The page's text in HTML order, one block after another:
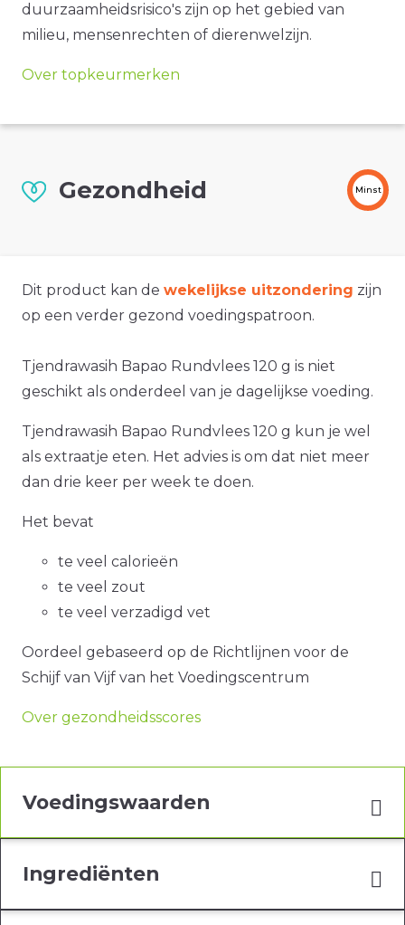
duurzaamheidsrisico's zijn op het gebied van
milieu, mensenrechten of dierenwelzijn.
Over topkeurmerken
Gezondheid Minst
Dit product kan de wekelijkse uitzondering zijn
op een verder gezond voedingspatroon.
Tjendrawasih Bapao Rundvlees 120 g is niet
geschikt als onderdeel van je dagelijkse voeding.
Tjendrawasih Bapao Rundvlees 120 g kun je wel
als extraatje eten. Het advies is om dat niet meer
dan drie keer per week te doen.
Het bevat
te veel calorieën
te veel zout
te veel verzadigd vet
Oordeel gebaseerd op de Richtlijnen voor de
Schijf van Vijf van het Voedingscentrum
Over gezondheidsscores
Voedingswaarden
Ingrediënten